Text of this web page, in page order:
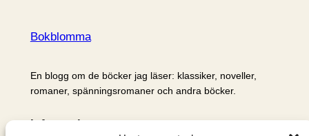
Bokblomma
En blogg om de böcker jag läser: klassiker, noveller,
romaner, spänningsromaner och andra böcker.
Information